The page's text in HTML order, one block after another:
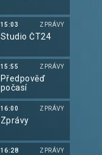
15:03 ZPRÁVY
Studio ČT24
15:55 ZPRÁVY
Předpověď
počasí
16:00 ZPRÁVY
Zprávy
16:28 ZPRÁVY